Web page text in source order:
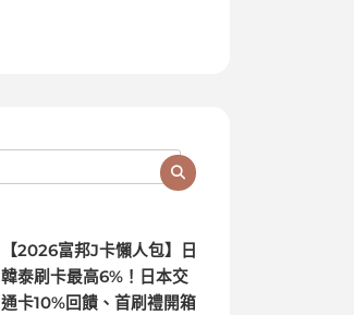
【2026富邦J卡懶人包】日
韓泰刷卡最高6%！日本交
通卡10%回饋、首刷禮開箱